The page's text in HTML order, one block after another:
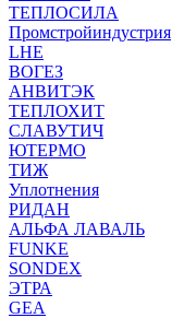
ТЕПЛОСИЛА
Промстройиндустрия
LHE
ВОГЕЗ
АНВИТЭК
ТЕПЛОХИТ
СЛАВУТИЧ
ЮТЕРМО
ТИЖ
Уплотнения
РИДАН
АЛЬФА ЛАВАЛЬ
FUNKE
SONDEX
ЭТРА
GEA